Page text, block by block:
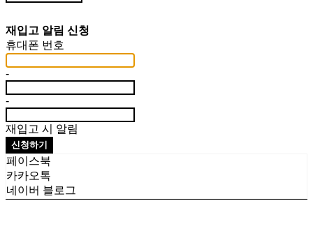
재입고 알림 신청
휴대폰 번호
-
-
재입고 시 알림
신청하기
페이스북
카카오톡
네이버 블로그